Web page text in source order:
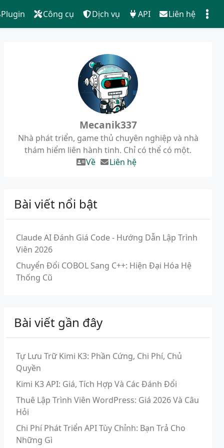
Plugin Công cụ Dịch vụ API Liên hệ
Mecanik337
Nhà phát triển, game thủ chuyên nghiệp và nhà
thám hiểm liên hành tinh. Chỉ có thể có một.
Về
Liên hệ
Bài viết nổi bật
Claude AI Đánh Giá Code - Hướng Dẫn Lập Trình
Viên 2026
Chuyển Đổi COBOL Sang C++: Hiện Đại Hóa Hệ
Thống Cũ
Bài viết gần đây
Tự Lưu Trữ Kimi K3: Phần Cứng, Chi Phí, Chủ
Quyền
Kimi K3 API: Giá, Tích Hợp Và Các Đánh Đổi
Thuê Lập Trình Viên WordPress: Giá 2026 Và Câu
Hỏi
Chi Phí Phát Triển API Tùy Chỉnh: Bạn Trả Cho
Những Gì